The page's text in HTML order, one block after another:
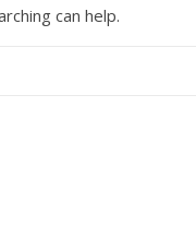
can help.